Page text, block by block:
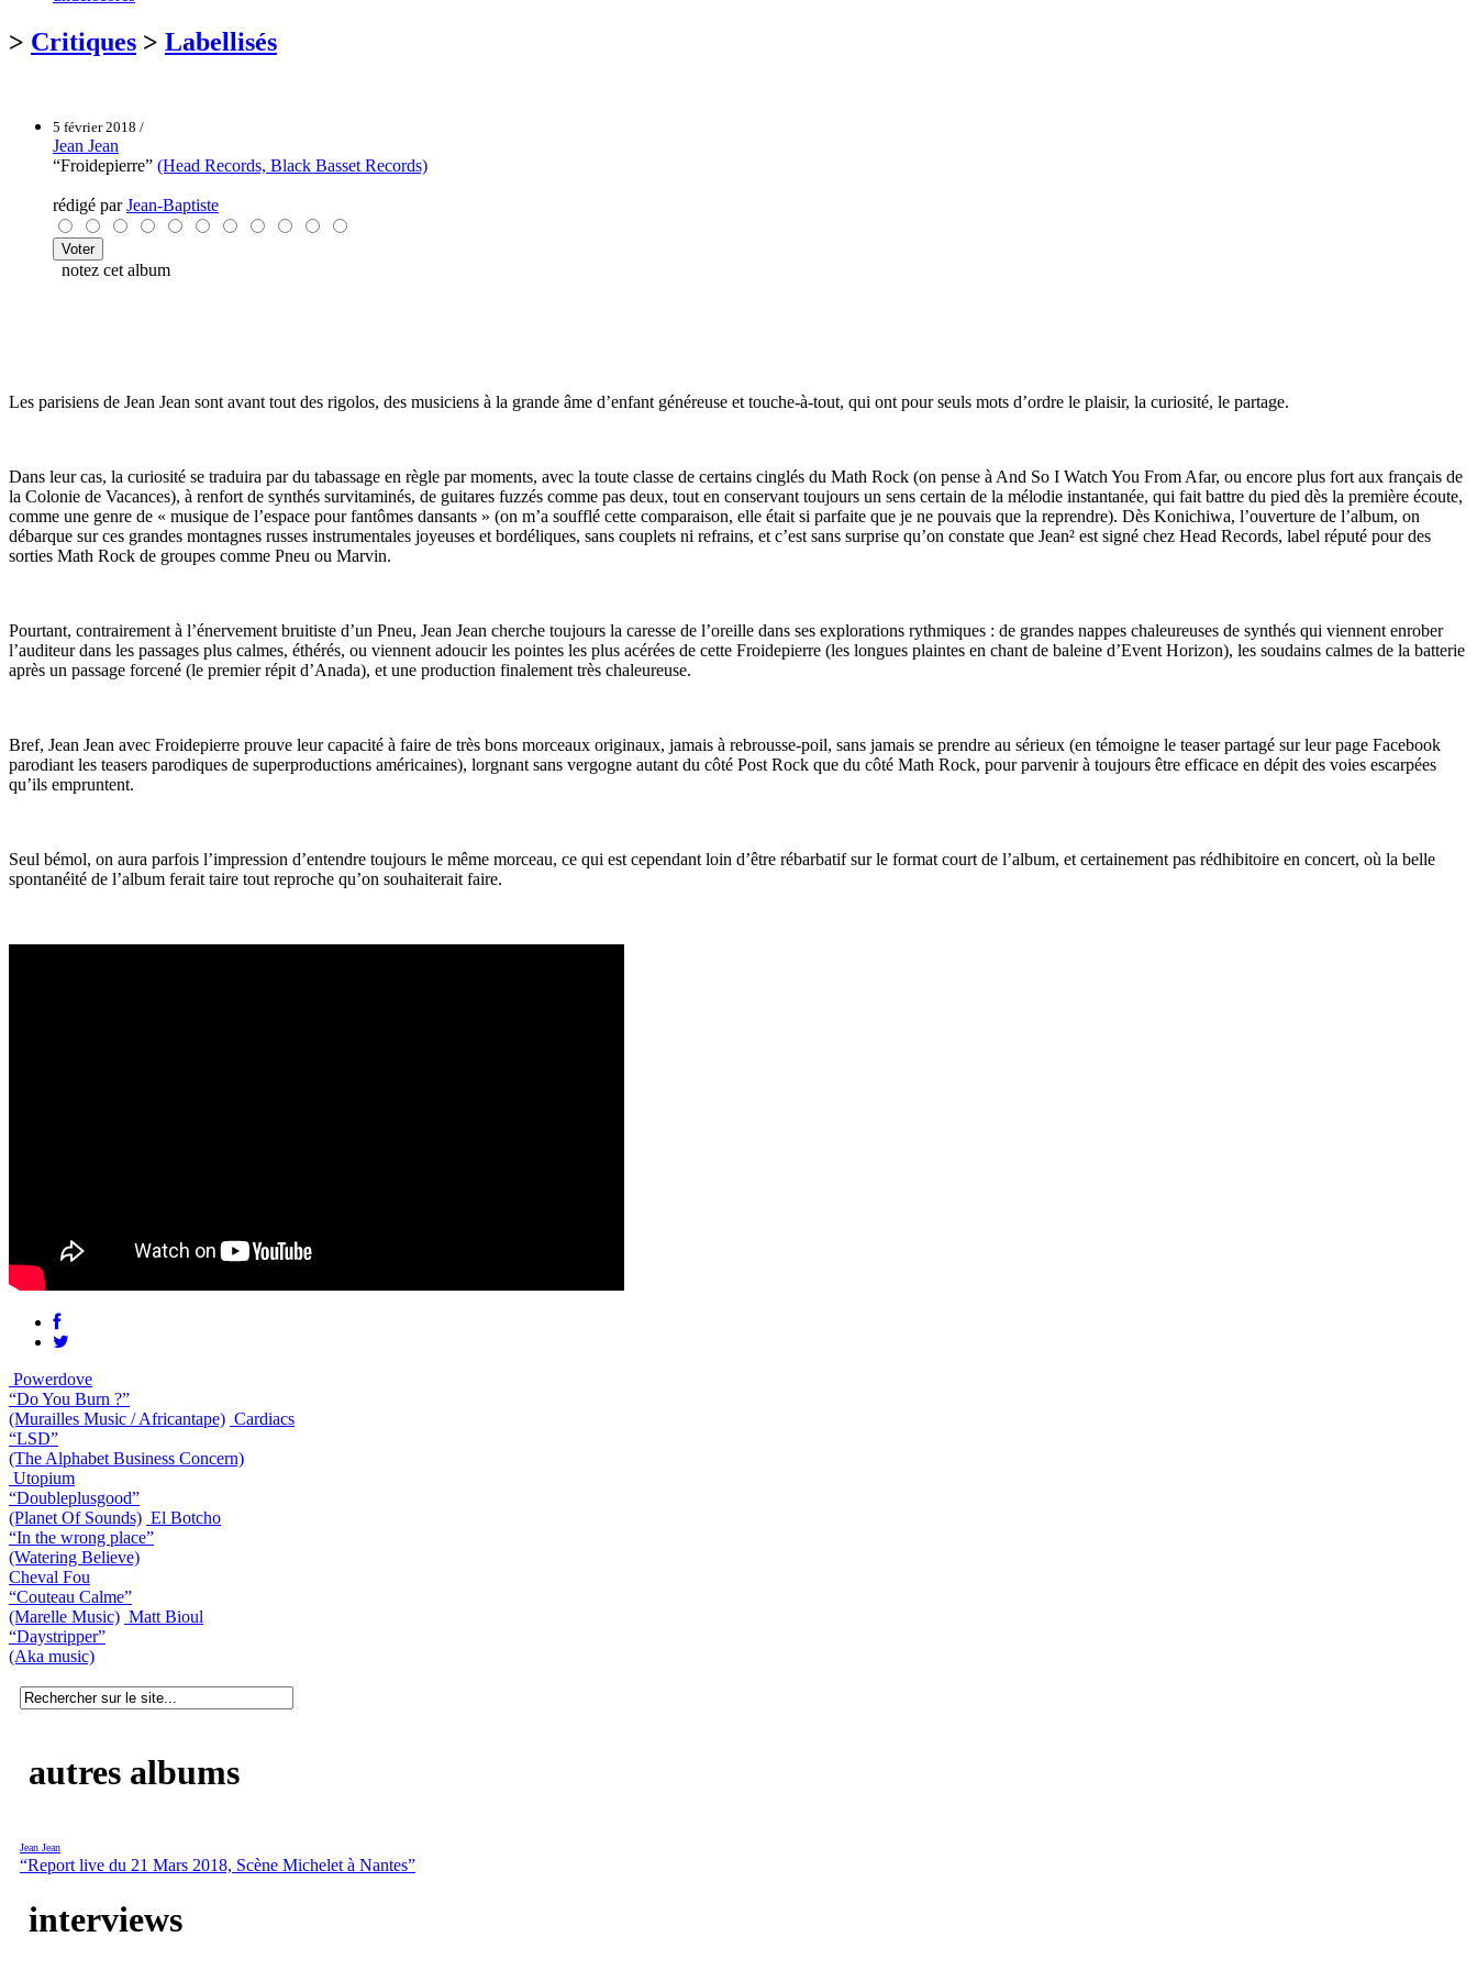
> Critiques > Labellisés
5 février 2018 /
Jean Jean
“Froidepierre” (Head Records, Black Basset Records)
rédigé parJean-Baptiste
notez cet album
Les parisiens de Jean Jean sont avant tout des rigolos, des musiciens à la grande âme d’enfant généreuse et touche-à-tout, qui ont pour seuls mots d’ordre le plaisir, la curiosité, le partage.
Dans leur cas, la curiosité se traduira par du tabassage en règle par moments, avec la toute classe de certains cinglés du Math Rock (on pense à And So I Watch You From Afar, ou encore plus fort aux français de
la Colonie de Vacances), à renfort de synthés survitaminés, de guitares fuzzés comme pas deux, tout en conservant toujours un sens certain de la mélodie instantanée, qui fait battre du pied dès la première écoute,
comme une genre de « musique de l’espace pour fantômes dansants » (on m’a soufflé cette comparaison, elle était si parfaite que je ne pouvais que la reprendre). Dès Konichiwa, l’ouverture de l’album, on
débarque sur ces grandes montagnes russes instrumentales joyeuses et bordéliques, sans couplets ni refrains, et c’est sans surprise qu’on constate que Jean² est signé chez Head Records, label réputé pour des
sorties Math Rock de groupes comme Pneu ou Marvin.
Pourtant, contrairement à l’énervement bruitiste d’un Pneu, Jean Jean cherche toujours la caresse de l’oreille dans ses explorations rythmiques : de grandes nappes chaleureuses de synthés qui viennent enrober
l’auditeur dans les passages plus calmes, éthérés, ou viennent adoucir les pointes les plus acérées de cette Froidepierre (les longues plaintes en chant de baleine d’Event Horizon), les soudains calmes de la batterie
après un passage forcené (le premier répit d’Anada), et une production finalement très chaleureuse.
Bref, Jean Jean avec Froidepierre prouve leur capacité à faire de très bons morceaux originaux, jamais à rebrousse-poil, sans jamais se prendre au sérieux (en témoigne le teaser partagé sur leur page Facebook
parodiant les teasers parodiques de superproductions américaines), lorgnant sans vergogne autant du côté Post Rock que du côté Math Rock, pour parvenir à toujours être efficace en dépit des voies escarpées
qu’ils empruntent.
Seul bémol, on aura parfois l’impression d’entendre toujours le même morceau, ce qui est cependant loin d’être rébarbatif sur le format court de l’album, et certainement pas rédhibitoire en concert, où la belle
spontanéité de l’album ferait taire tout reproche qu’on souhaiterait faire.
Powerdove
“Do You Burn ?”
(Murailles Music / Africantape) Cardiacs
“LSD”
(The Alphabet Business Concern)
Utopium
“Doubleplusgood”
(Planet Of Sounds) El Botcho
“In the wrong place”
(Watering Believe)
Cheval Fou
“Couteau Calme”
(Marelle Music) Matt Bioul
“Daystripper”
(Aka music)
autres albums
Jean Jean
“Report live du 21 Mars 2018, Scène Michelet à Nantes”
interviews